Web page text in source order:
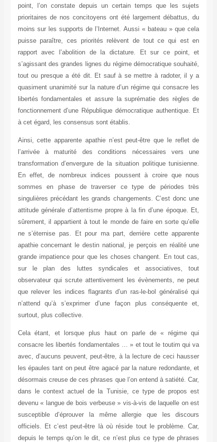
point, l’on constate depuis un certain temps que les sujets
prioritaires de nos concitoyens ont été largement débattus, du
moins sur les supports de l’Internet. Aussi « bateau » que cela
puisse paraître, ces priorités relèvent de tout ce qui est en
rapport avec l’abolition de la dictature. Et sur ce point, et
s’agissant des grandes lignes du régime démocratique souhaité,
tout ou presque a été dit. Et sauf à se mettre à radoter, il y a
quasiment unanimité sur la nature d’un régime qui consacre les
libertés fondamentales et assure la suprématie des règles de
fonctionnement d’une République démocratique authentique. Et
à cet égard, les consensus sont établis.
Ainsi, cette apparente apathie n’est peut-être que le reflet de
l’arrivée à maturité des conditions nécessaires vers une
transformation d’envergure de la situation politique tunisienne.
En effet, de nombreux indices poussent à croire que nous
sommes en phase de traverser ce type de périodes très
singulières précédant les grands changements. C’est donc une
attitude générale d’attentisme propre à la fin d’une époque. Et,
sûrement, il appartient à tout le monde de faire en sorte qu’elle
ne s’éternise pas. Et pour ma part, derrière cette apparente
apathie concernant le destin national, je perçois en réalité une
grande impatience pour que les choses changent. En tout cas,
sur le plan des luttes syndicales et associatives, tout
observateur qui scrute attentivement les évènements, ne peut
que relever les indices flagrants d’un ras-le-bol généralisé qui
n’attend qu’à s’exprimer d’une façon plus conséquente et,
surtout, plus collective.
Cela étant, et lorsque plus haut on parle de « régime qui
consacre les libertés fondamentales … » et tout le toutim qui va
avec, d’aucuns peuvent, peut-être, à la lecture de ceci hausser
les épaules tant on peut être agacé par la nature redondante, et
désormais creuse de ces phrases que l’on entend à satiété. Car,
dans le context actuel de la Tunisie, ce type de propos est
devenu « langue de bois verbeuse » vis-à-vis de laquelle on est
susceptible d’éprouver la même allergie que les discours
officiels. Et c’est peut-être là où réside tout le problème. Car,
depuis le temps qu’on le dit, ce n’est plus ce type de phrases